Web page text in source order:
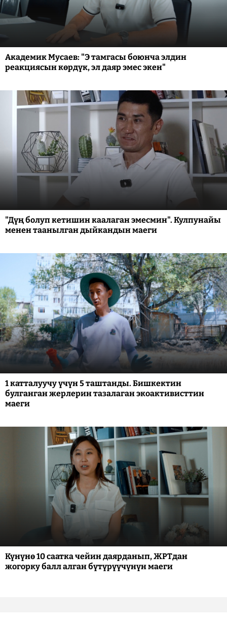
Академик Мусаев: "Э тамгасы боюнча элдин
реакциясын көрдүк, эл даяр эмес экен"
"Дүң болуп кетишин каалаган эмесмин". Кулпунайы
менен таанылган дыйкандын маеги
1 катталуучу үчүн 5 таштанды. Бишкектин
булганган жерлерин тазалаган экоактивисттин
маеги
Күнүнө 10 саатка чейин даярданып, ЖРТдан
жогорку балл алган бүтүрүүчүнүн маеги